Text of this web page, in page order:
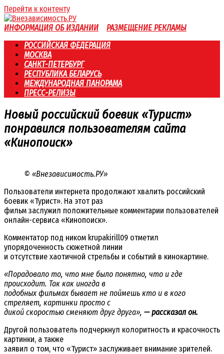
Перейти к контенту
ИНФОРМАЦИЯ ОБ ИЗДАНИИ
РАЗМЕЩЕНИЕ РЕКЛАМЫ
РОССИЙСКАЯ ФЕДЕРАЦИЯ
МОСКВА
САНКТ-ПЕТЕРБУРГ
РЕСПУБЛИКА БЕЛАРУСЬ
МЕЖДУНАРОДНАЯ ПАНОРАМА
ПРЕСС-РЕЛИЗЫ
Новый российский боевик «Турист»
понравился пользователям сайта
«Кинопоиск»
© «Внезависимость.РУ»
Пользователи интернета продолжают хвалить российский
боевик «Турист». На этот раз
фильм заслужил положительные комментарии пользователей
онлайн-сервиса «Кинопоиск».
Комментатор под ником krupakirill09 отметил
упорядоченность сюжетной линии
и отсутствие хаотичной стрельбы и событий в кинокартине.
«Порадовало то, что мне было понятно, что и где
происходит. Так как иногда в
подобных фильмах бывает не поймешь кто и в кого
стреляет, картинки просто с
дикой скоростью сменяют друг друга», — рассказал он.
Другой пользователь подчеркнул колоритность и красочность
картинки, а также
заявил о том, что «Турист» заслуживает внимание зрителей.